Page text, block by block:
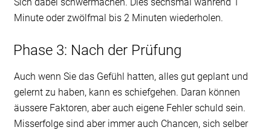
Minute oder zwölfmal bis 2 Minuten wiederholen.
Phase 3: Nach der Prüfung
Auch wenn Sie das Gefühl hatten, alles gut geplant und
gelernt zu haben, kann es schiefgehen. Daran können
äussere Faktoren, aber auch eigene Fehler schuld sein.
Misserfolge sind aber immer auch Chancen, sich selber